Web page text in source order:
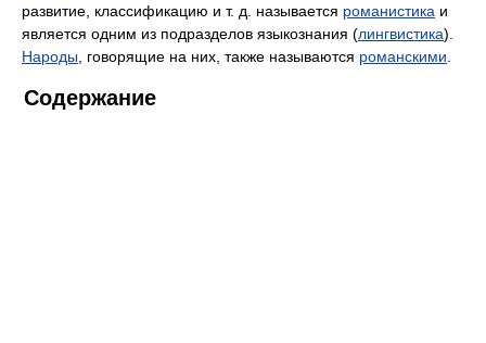
развитие, классификацию и т. д. называется романистика и
является одним из подразделов языкознания (лингвистика).
Народы , говорящие на них, также называются романскими
Содержание